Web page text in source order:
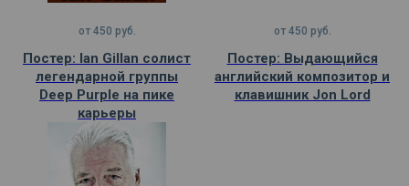
от 450 руб.
Постер: Ian Gillan солист
легендарной группы
Deep Purple на пике
карьеры
от 450 руб.
Постер: Выдающийся
английский композитор и
клавишник Jon Lord